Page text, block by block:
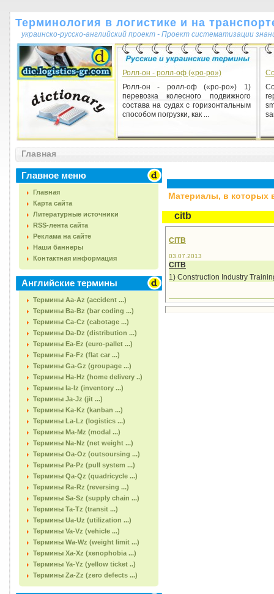
Терминология в логистике и на
украинско-русско-английский проект - Проект систематизации
Ролл-он - ролл-оф («ро-ро»)
Ролл-он - ролл-оф («ро-ро») 1)
перевозка колесного подвижного
состава на судах с горизонтальным
способом погрузки, как ...
Главная
Главное меню
Главная
Карта сайта
Литературные источники
RSS-лента сайта
Реклама на сайте
Наши баннеры
Контактная информация
Английские термины
Термины Aa-Az (accident ...)
Термины Ba-Bz (bar coding ...)
Термины Ca-Cz (cabotage ...)
Термины Da-Dz (distribution ...)
Термины Ea-Ez (euro-pallet ...)
Термины Fa-Fz (flat car ...)
Термины Ga-Gz (groupage ...)
Термины Ha-Hz (home delivery ..)
Термины Ia-Iz (inventory ...)
Термины Ja-Jz (jit ...)
Термины Ka-Kz (kanban ...)
Термины La-Lz (logistics ...)
Термины Ma-Mz (modal ...)
Термины Na-Nz (net weight ...)
Термины Oa-Oz (outsoursing ...)
Термины Pa-Pz (pull system ...)
Термины Qa-Qz (quadricycle ...)
Термины Ra-Rz (reversing ...)
Термины Sa-Sz (supply chain ...)
Термины Ta-Tz (transit ...)
Термины Ua-Uz (utilization ...)
Термины Va-Vz (vehicle ...)
Термины Wa-Wz (weight limit ...)
Термины Xa-Xz (xenophobia ...)
Термины Ya-Yz (yellow ticket ..)
Термины Za-Zz (zero defects ...)
Материалы, в которых
citb
CITB
03.07.2013
CITB
1) Construction Industry